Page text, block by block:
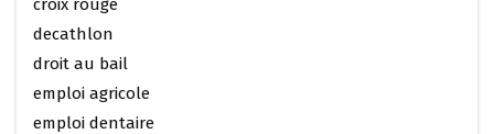
croix rouge
decathlon
droit au bail
emploi agricole
emploi dentaire